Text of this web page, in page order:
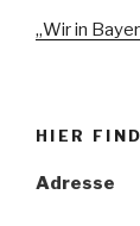
„Wir in
HIER
Adresse